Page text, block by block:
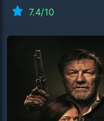
7.4/10